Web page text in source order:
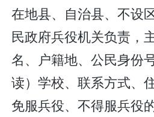
在地县、自治县、不设
民政府兵役机关负责，
名、户籍地、公民身份
读）学校、联系方式、
免服兵役、不得服兵役